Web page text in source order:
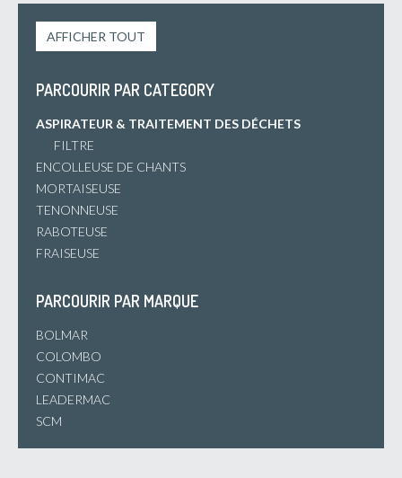
AFFICHER TOUT
PARCOURIR PAR CATEGORY
ASPIRATEUR & TRAITEMENT DES DÉCHETS
FILTRE
ENCOLLEUSE DE CHANTS
MORTAISEUSE
TENONNEUSE
RABOTEUSE
FRAISEUSE
PARCOURIR PAR MARQUE
BOLMAR
COLOMBO
CONTIMAC
LEADERMAC
SCM